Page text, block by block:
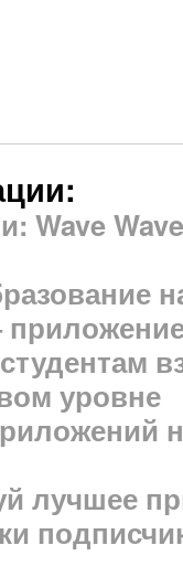
Wave
уровне
лучшее